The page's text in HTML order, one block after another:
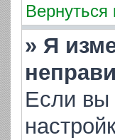
Вернуться
» Я
Если вы